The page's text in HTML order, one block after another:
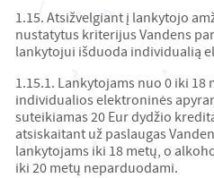
1.15. Atsižvelgiant į lankytojo
nustatytus kriterijus Vandens
lankytojui išduoda individualią
1.15.1. Lankytojams nuo 0 iki
individualios elektroninės
suteikiamas 20 Eur dydžio
atsiskaitant už paslaugas
lankytojams iki 18 metų, o
iki 20 metų neparduodami.